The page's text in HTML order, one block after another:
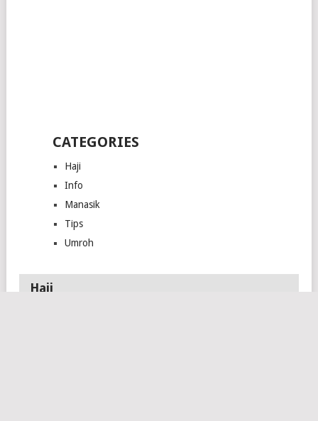
CATEGORIES
Haji
Info
Manasik
Tips
Umroh
Haji